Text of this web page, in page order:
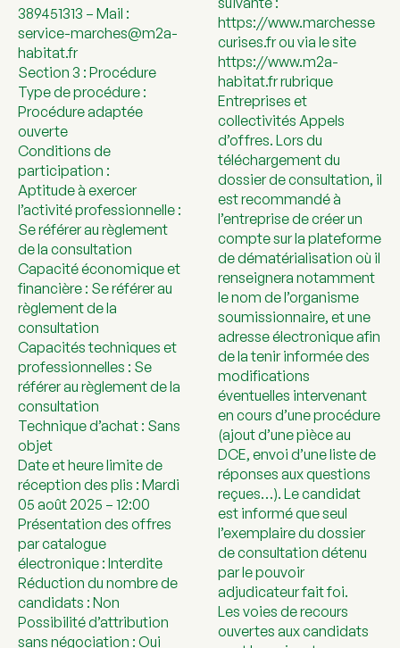
389451313 – Mail :
service-marches@m2a-
habitat.fr
Section 3 : Procédure
Type de procédure :
Procédure adaptée
ouverte
Conditions de
participation :
Aptitude à exercer
l’activité professionnelle :
Se référer au règlement
de la consultation
Capacité économique et
financière : Se référer au
règlement de la
consultation
Capacités techniques et
professionnelles : Se
référer au règlement de la
consultation
Technique d’achat : Sans
objet
Date et heure limite de
réception des plis : Mardi
05 août 2025 – 12:00
Présentation des offres
par catalogue
électronique : Interdite
Réduction du nombre de
candidats : Non
Possibilité d’attribution
sans négociation : Oui
https://www.marchesse
curises.fr ou via le site
https://www.m2a-
habitat.fr rubrique
Entreprises et
collectivités Appels
d’offres. Lors du
téléchargement du
dossier de consultation, il
est recommandé à
l’entreprise de créer un
compte sur la plateforme
de dématérialisation où il
renseignera notamment
le nom de l’organisme
soumissionnaire, et une
adresse électronique afin
de la tenir informée des
modifications
éventuelles intervenant
en cours d’une procédure
(ajout d’une pièce au
DCE, envoi d’une liste de
réponses aux questions
reçues…). Le candidat
est informé que seul
l’exemplaire du dossier
de consultation détenu
par le pouvoir
adjudicateur fait foi.
Les voies de recours
ouvertes aux candidats